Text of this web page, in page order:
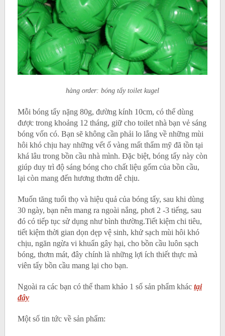
hàng order: bóng tẩy toilet kugel
Mỗi bóng tẩy nặng 80g, đường kính 10cm, có thể dùng
được trong khoảng 12 tháng, giữ cho toilet nhà bạn vẻ sáng
bóng vốn có. Bạn sẽ không cần phải lo lắng về những mùi
hôi khó chịu hay những vết ố vàng mất thẩm mỹ đã tồn tại
khá lâu trong bồn cầu nhà mình. Đặc biệt, bóng tẩy này còn
giúp duy trì độ sáng bóng cho chất liệu gốm của bồn cầu,
lại còn mang đến hương thơm dễ chịu.
Muốn tăng tuổi thọ và hiệu quả của bóng tẩy, sau khi dùng
30 ngày, bạn nên mang ra ngoài nắng, phơi 2 -3 tiếng, sau
đó có tiếp tục sử dụng như bình thường.Tiết kiệm chi tiêu,
tiết kiệm thời gian dọn dẹp vệ sinh, khử sạch mùi hôi khó
chịu, ngăn ngừa vi khuẩn gây hại, cho bồn cầu luôn sạch
bóng, thơm mát, đây chính là những lợi ích thiết thực mà
viên tẩy bồn cầu mang lại cho bạn.
Ngoài ra các bạn có thể tham khảo 1 số sản phẩm khác tại
đây
Một số tin tức về sản phẩm: